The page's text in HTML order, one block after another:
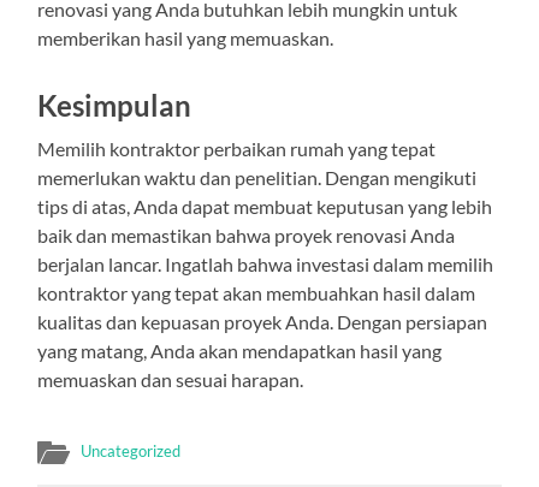
renovasi yang Anda butuhkan lebih mungkin untuk
memberikan hasil yang memuaskan.
Kesimpulan
Memilih kontraktor perbaikan rumah yang tepat
memerlukan waktu dan penelitian. Dengan mengikuti
tips di atas, Anda dapat membuat keputusan yang lebih
baik dan memastikan bahwa proyek renovasi Anda
berjalan lancar. Ingatlah bahwa investasi dalam memilih
kontraktor yang tepat akan membuahkan hasil dalam
kualitas dan kepuasan proyek Anda. Dengan persiapan
yang matang, Anda akan mendapatkan hasil yang
memuaskan dan sesuai harapan.
Uncategorized